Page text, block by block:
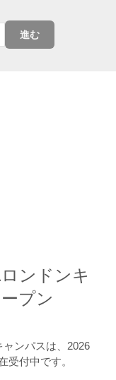
進む
ンドンキ
プン
ンパスは、2026
受付中です。